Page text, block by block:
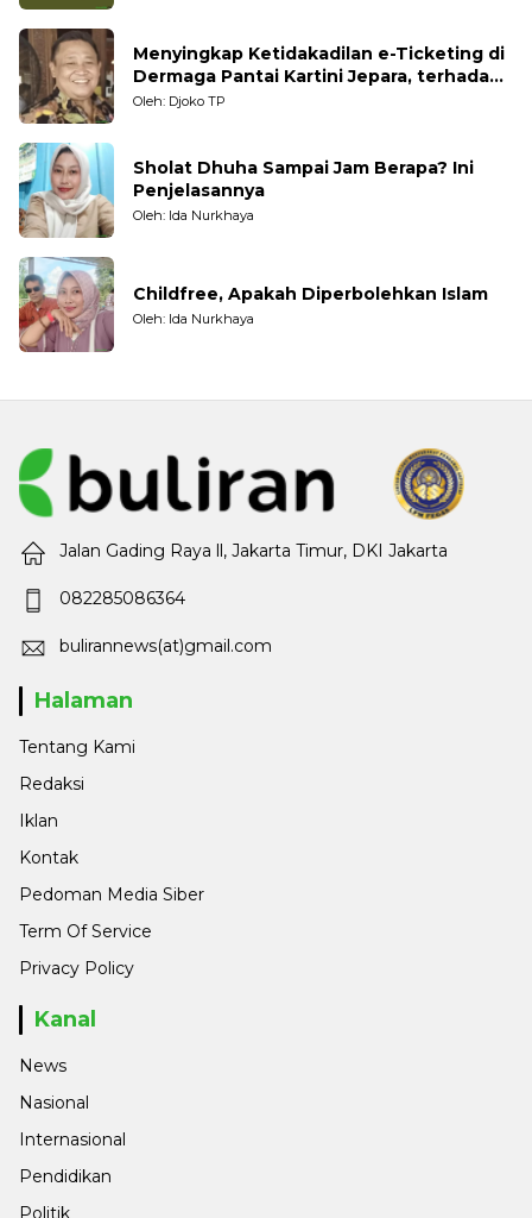
Menyingkap Ketidakadilan e-Ticketing di
Dermaga Pantai Kartini Jepara, terhadap
Nelayan Tradisional
Oleh: Djoko TP
Sholat Dhuha Sampai Jam Berapa? Ini
Penjelasannya
Oleh: Ida Nurkhaya
Childfree, Apakah Diperbolehkan Islam
Oleh: Ida Nurkhaya
Jalan Gading Raya ll, Jakarta Timur, DKI Jakarta
082285086364
bulirannews(at)gmail.com
Halaman
Tentang Kami
Redaksi
Iklan
Kontak
Pedoman Media Siber
Term Of Service
Privacy Policy
Kanal
News
Nasional
Internasional
Pendidikan